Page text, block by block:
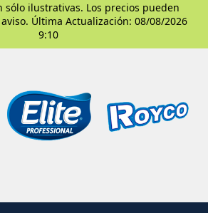
sólo ilustrativas. Los precios pueden
Última Actualización: 08/08/2026
9:10